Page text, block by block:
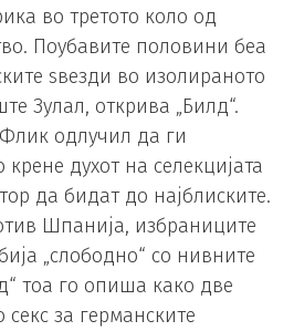
во третото коло од
Поубавите половини беа
ѕвезди во изолираното
Зулал, открива „Билд“.
одлучил да ги
духот на селекцијата
да бидат до најблиските.
Шпанија, избраниците
„слободно“ со нивните
тоа го опиша како две
за германските